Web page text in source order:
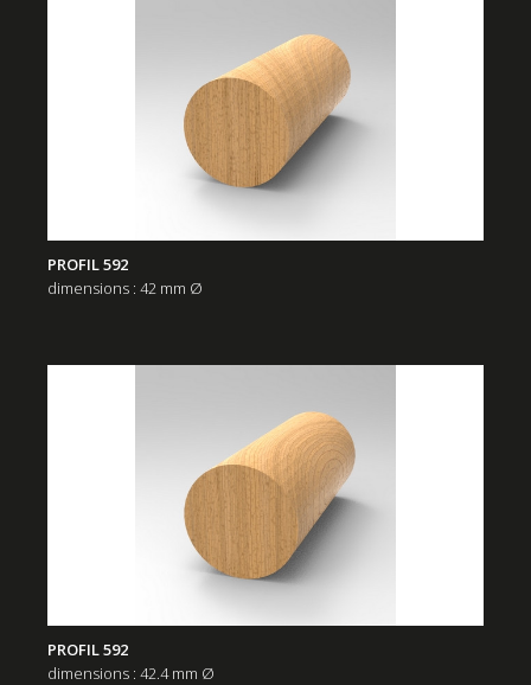
PROFIL 592
dimensions : 42 mm Ø
PROFIL 592
dimensions : 42.4 mm Ø